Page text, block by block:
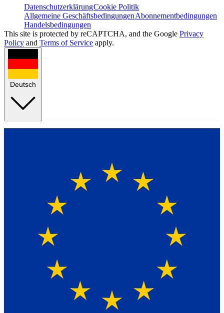
DatenschutzerklärungCookie Politik
Allgemeine GeschäftsbedingungenAbonnementbedingungen
Handelsbedingungen
This site is protected by reCAPTCHA, and the Google Privacy
Policy and Terms of Service apply.
Deutsch